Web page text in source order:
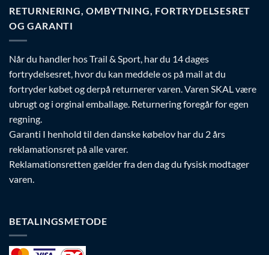
RETURNERING, OMBYTNING, FORTRYDELSESRET
OG GARANTI
Når du handler hos Trail & Sport, har du 14 dages
fortrydelsesret, hvor du kan meddele os på mail at du
fortryder købet og derpå returnerer varen. Varen SKAL være
ubrugt og i orginal emballage. Returnering foregår for egen
regning.
Garanti I henhold til den danske købelov har du 2 års
reklamationsret på alle varer.
Reklamationsretten gælder fra den dag du fysisk modtager
varen.
BETALINGSMETODE